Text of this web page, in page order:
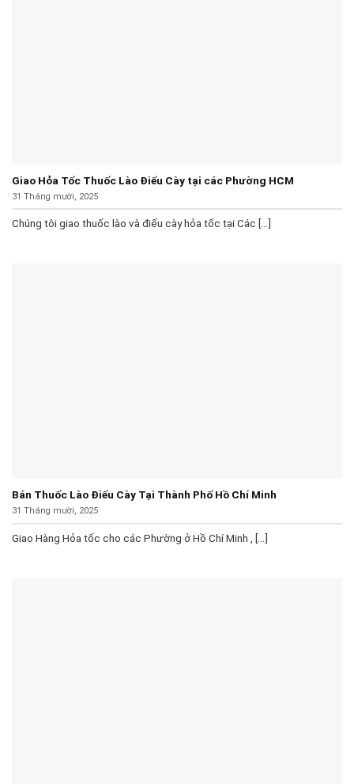
Giao Hỏa Tốc Thuốc Lào Điếu Cày tại các Phường HCM
31 Tháng mười, 2025
Chúng tôi giao thuốc lào và điếu cày hỏa tốc tại Các [...]
Bán Thuốc Lào Điếu Cày Tại Thành Phố Hồ Chí Minh
31 Tháng mười, 2025
Giao Hàng Hỏa tốc cho các Phường ở Hồ Chí Minh , [...]